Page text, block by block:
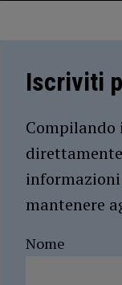
Iscriviti
Compilando
mantenere
Nome